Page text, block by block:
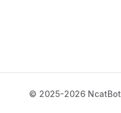
© 2025-2026 NcatBot